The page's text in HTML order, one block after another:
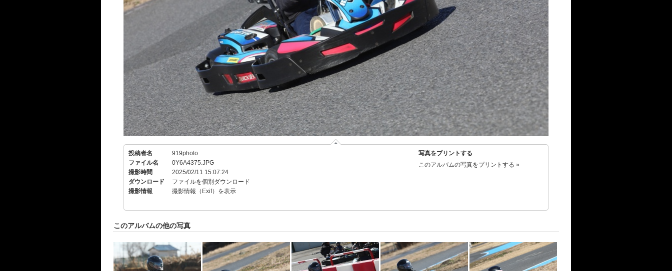
投稿者名
919photo
ファイル名
0Y6A4375.JPG
撮影時間
2025/02/11 15:07:24
ダウンロード
ファイルを個別ダウンロード
撮影情報
撮影情報（Exif）を表示
写真をプリントする
このアルバムの写真をプリントする »
このアルバムの他の写真